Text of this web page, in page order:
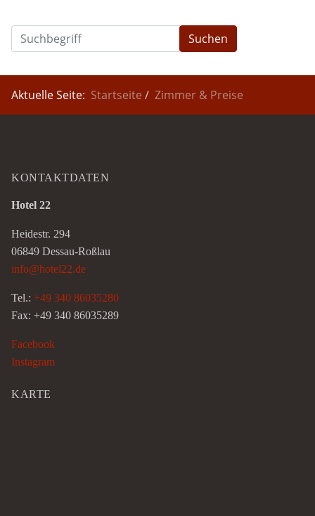
Suchen
Aktuelle Seite: Startseite Zimmer & Preise
KONTAKTDATEN
Hotel 22
Heidestr. 294
06849 Dessau-Roßlau
info@hotel22.de
Tel.: +49 340 86035280
Fax: +49 340 86035289
Facebook
Instagram
KARTE